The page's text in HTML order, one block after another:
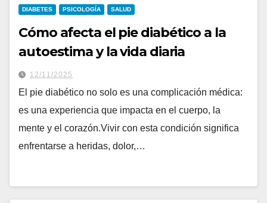
DIABETES PSICOLOGÍA SALUD
Cómo afecta el pie diabético a la
autoestima y la vida diaria
12/11/2025
El pie diabético no solo es una complicación médica:
es una experiencia que impacta en el cuerpo, la
mente y el corazón.Vivir con esta condición significa
enfrentarse a heridas, dolor,…